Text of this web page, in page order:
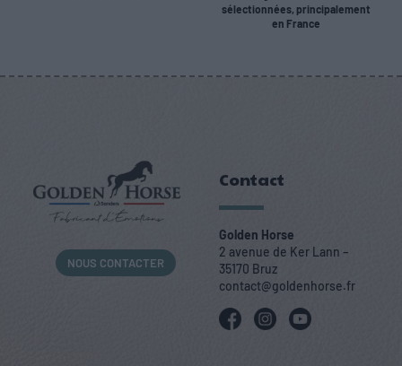
sélectionnées, principalement
en France
NOUS CONTACTER
Contact
Golden Horse
2 avenue de Ker Lann –
35170 Bruz
contact@goldenhorse.fr